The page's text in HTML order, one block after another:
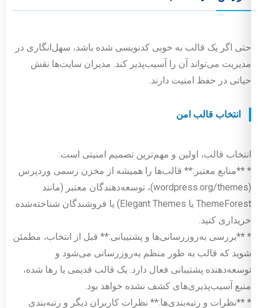
حتی اگر یک قالب به خوبی کدنویسی شده باشد، سهل‌انگاری در
مدیریت می‌تواند آن را آسیب‌پذیر کند. مدیران سایت‌ها نقش
حیاتی در حفظ امنیت دارند.
انتخاب قالب امن
انتخاب قالب، اولین و مهم‌ترین تصمیم امنیتی است:
* **منابع معتبر:** قالب‌ها را همیشه از مخزن رسمی وردپرس
(wordpress.org/themes)، توسعه‌دهندگان معتبر (مانند
ThemeForest یا Elegant Themes) یا فروشندگان شناخته‌شده
خریداری کنید.
* **بررسی به‌روزرسانی‌ها و پشتیبانی:** قبل از انتخاب، مطمئن
شوید که قالب به طور منظم به‌روزرسانی می‌شود و
توسعه‌دهنده پشتیبانی فعال دارد. یک قالب قدیمی یا رها شده،
منبع آسیب‌پذیری‌های کشف نشده خواهد بود.
* **نظرات و رتبه‌بندی‌ها:** نظرات کاربران دیگر و رتبه‌بندی